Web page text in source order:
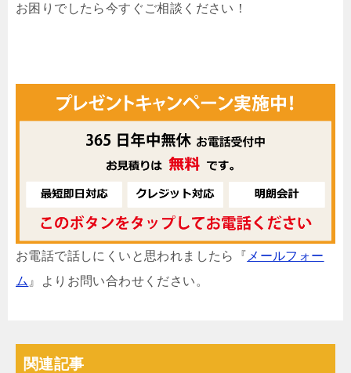
お困りでしたら今すぐご相談ください！
お電話で話しにくいと思われましたら『 メールフォー
ム 』よりお問い合わせください。
関連記事